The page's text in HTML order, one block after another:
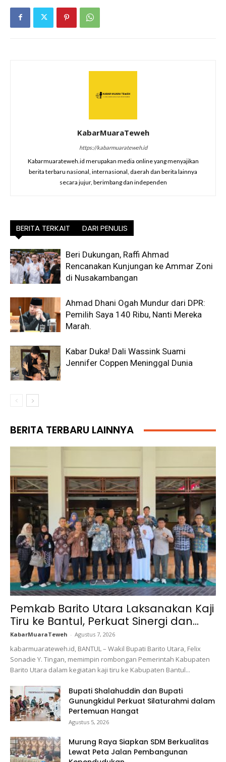
KabarMuaraTeweh
https://kabarmuarateweh.id
Kabarmuarateweh.id merupakan media online yang menyajikan
berita terbaru nasional, internasional, daerah dan berita lainnya
secara jujur, berimbang dan independen
BERITA TERKAIT DARI PENULIS
Beri Dukungan, Raffi Ahmad
Rencanakan Kunjungan ke Ammar Zoni
di Nusakambangan
Ahmad Dhani Ogah Mundur dari DPR:
Pemilih Saya 140 Ribu, Nanti Mereka
Marah.
Kabar Duka! Dali Wassink Suami
Jennifer Coppen Meninggal Dunia
BERITA TERBARU LAINNYA
Pemkab Barito Utara Laksanakan Kaji
Tiru ke Bantul, Perkuat Sinergi dan...
KabarMuaraTeweh - Agustus 7, 2026
kabarmuarateweh.id, BANTUL – Wakil Bupati Barito Utara, Felix
Sonadie Y. Tingan, memimpin rombongan Pemerintah Kabupaten
Barito Utara dalam kegiatan kaji tiru ke Kabupaten Bantul...
Bupati Shalahuddin dan Bupati
Gunungkidul Perkuat Silaturahmi dalam
Pertemuan Hangat
Agustus 5, 2026
Murung Raya Siapkan SDM Berkualitas
Lewat Peta Jalan Pembangunan